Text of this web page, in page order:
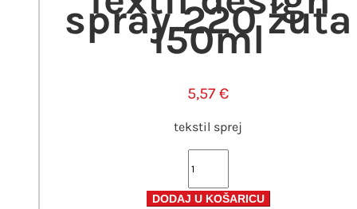
spray 220 žuta
150ml
5,57 €
tekstil sprej
spray
DODAJ U KOŠARICU